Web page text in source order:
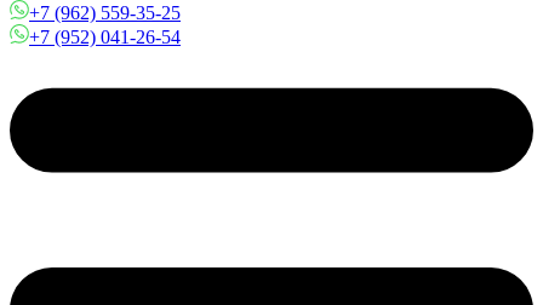
+7 (962) 559-35-25
+7 (952) 041-26-54